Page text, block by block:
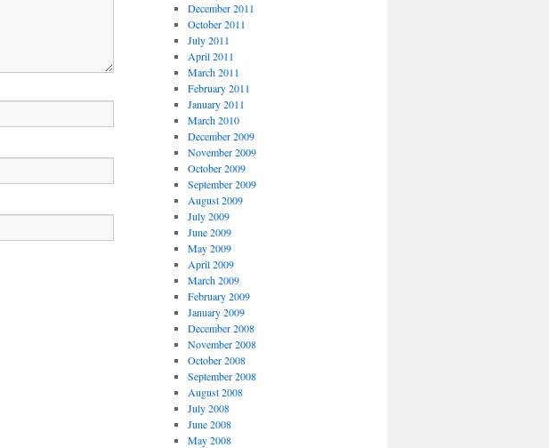
December 2011
October 2011
July 2011
April 2011
March 2011
February 2011
January 2011
March 2010
December 2009
November 2009
October 2009
September 2009
August 2009
July 2009
June 2009
May 2009
April 2009
March 2009
February 2009
January 2009
December 2008
November 2008
October 2008
September 2008
August 2008
July 2008
June 2008
May 2008